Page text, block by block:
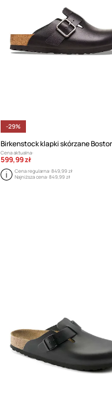
-29%
Cena aktualna:
599,99 zł
Cena regularna: 849,99 zł
Najniższa cena: 849,99 zł